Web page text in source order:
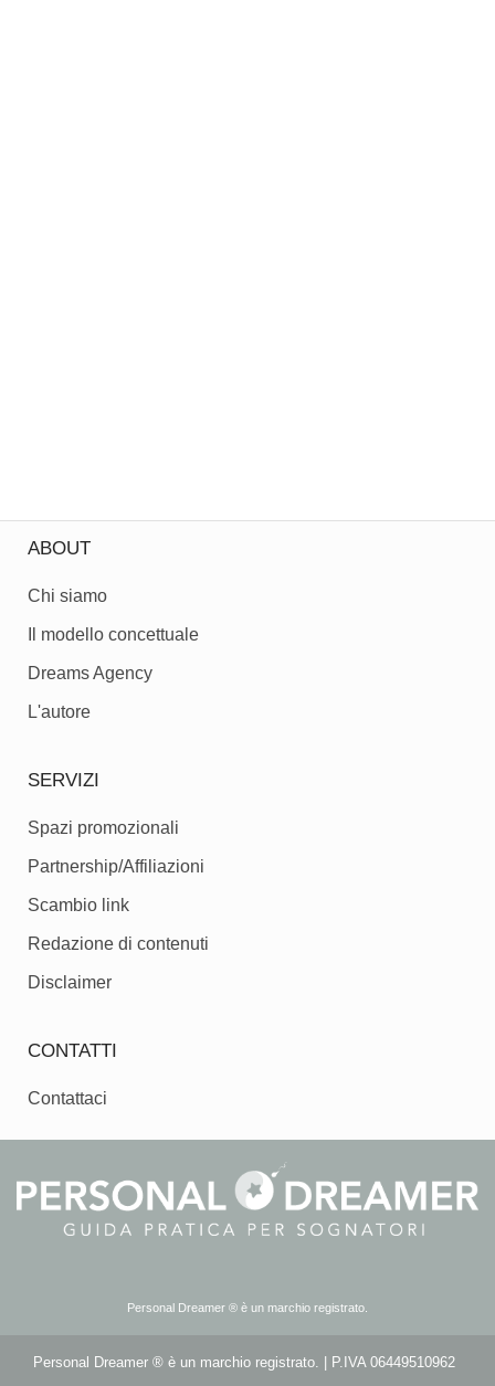
ABOUT
Chi siamo
Il modello concettuale
Dreams Agency
L'autore
SERVIZI
Spazi promozionali
Partnership/Affiliazioni
Scambio link
Redazione di contenuti
Disclaimer
CONTATTI
Contattaci
Personal Dreamer ® è un marchio registrato.
Personal Dreamer ® è un marchio registrato. | P.IVA 06449510962